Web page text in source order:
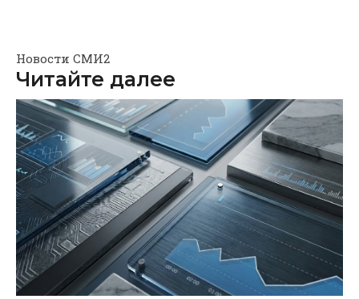
Новости СМИ2
Читайте далее